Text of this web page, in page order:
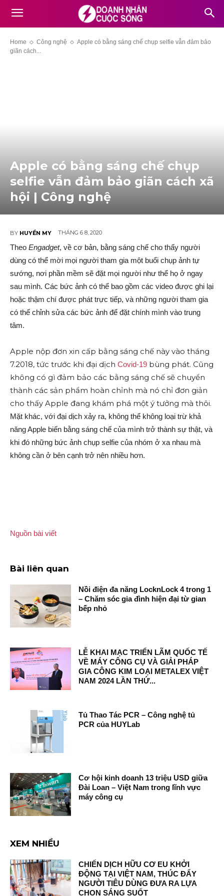
Home Công nghệ
Apple có bằng sáng chế chụp selfie vẫn đảm bảo
giãn cách...
Apple có bằng sáng chế chụp
selfie vẫn đảm bảo giãn cách xã
hội | Công nghệ
BY HUYỀN MY THÁNG 6 8, 2020
Theo Engadget, về cơ bản, bằng sáng chế cho thấy người
dùng có thể mời mọi người tham gia một buổi chụp ảnh tự
sướng, nơi phần mềm sẽ đặt mọi người như thể họ ở ngay
sau mình. Các bức ảnh có thể bao gồm các video được ghi lại
hoặc thậm chí được phát trực tiếp, và những người tham gia
có thể chỉnh sửa các bức ảnh để đặt chính mình vào trung
tâm.
Apple nộp đơn xin cấp bằng sáng chế này vào tháng
7.2018, tức trước khi đại dịch Covid-19 bùng phát. Cũng
không có gì đảm bảo các bằng sáng chế sẽ chuyển
thành các sản phẩm hoàn chỉnh mà nó chỉ đơn giản
cho thấy Apple đang khám phá một ý tưởng mà thôi.
Mặt khác, với đại dịch xảy ra, không thể không loại trừ khả
năng Apple biến bằng sáng chế của mình trở thành sự thật, và
khi đó những bức ảnh chụp selfie của nhóm ở xa nhau mà
không cần ở bên cạnh trở nên nhiều hơn.
Nguồn bài viết
Bài liên quan
Nồi điện đa năng LocknLock 4 trong 1
– Chăm sóc gia đình hiện đại từ gian
bếp nhỏ
LỄ KHAI MẠC TRIỂN LÃM QUỐC TẾ
VỀ MÁY CÔNG CỤ VÀ GIẢI PHÁP
GIA CÔNG KIM LOẠI METALEX VIỆT
NAM 2024 LẦN THỨ...
Tủ Thao Tác PCR – Công nghệ tủ
PCR của HUYLab
Cơ hội kinh doanh 13 triệu USD giữa
Đài Loan – Việt Nam trong lĩnh vực
máy công cụ
XEM NHIỀU
CHIẾN DỊCH HỮU CƠ EU KHỞI
ĐỘNG TẠI VIỆT NAM, THÚC ĐẨY
NGƯỜI TIÊU DÙNG ĐƯA RA LỰA
CHỌN SÁNG SUỐT